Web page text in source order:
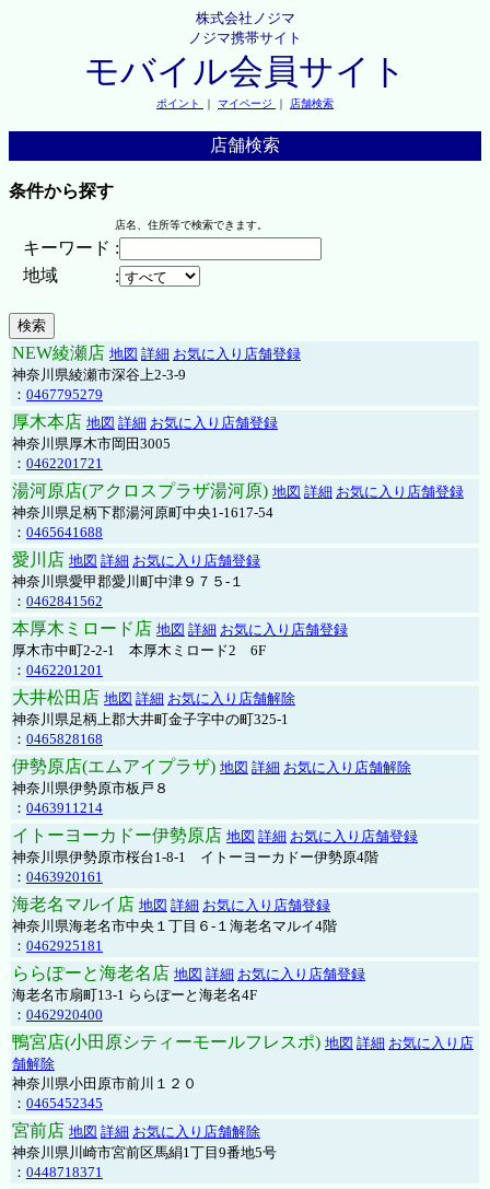
株式会社ノジマ
ノジマ携帯サイト
モバイル会員サイト
ポイント ｜ マイページ ｜ 店舗検索
店舗検索
条件から探す
店名、住所等で検索できます。
キーワード :
地域
:
NEW綾瀬店 地図 詳細 お気に入り店舗登録
神奈川県綾瀬市深谷上2-3-9
： 0467795279
厚木本店 地図 詳細 お気に入り店舗登録
神奈川県厚木市岡田3005
： 0462201721
湯河原店(アクロスプラザ湯河原) 地図 詳細 お気に入り店舗登録
神奈川県足柄下郡湯河原町中央1-1617-54
： 0465641688
愛川店 地図 詳細 お気に入り店舗登録
神奈川県愛甲郡愛川町中津９７５-１
： 0462841562
本厚木ミロード店 地図 詳細 お気に入り店舗登録
厚木市中町2-2-1 本厚木ミロード2 6F
： 0462201201
大井松田店 地図 詳細 お気に入り店舗解除
神奈川県足柄上郡大井町金子字中の町325-1
： 0465828168
伊勢原店(エムアイプラザ) 地図 詳細 お気に入り店舗解除
神奈川県伊勢原市板戸８
： 0463911214
イトーヨーカドー伊勢原店 地図 詳細 お気に入り店舗登録
神奈川県伊勢原市桜台1-8-1 イトーヨーカドー伊勢原4階
： 0463920161
海老名マルイ店 地図 詳細 お気に入り店舗登録
神奈川県海老名市中央１丁目６-１海老名マルイ4階
： 0462925181
ららぽーと海老名店 地図 詳細 お気に入り店舗登録
海老名市扇町13-1 ららぽーと海老名4F
： 0462920400
鴨宮店(小田原シティーモールフレスポ) 地図 詳細 お気に入り店
舗解除
神奈川県小田原市前川１２０
： 0465452345
宮前店 地図 詳細 お気に入り店舗解除
神奈川県川崎市宮前区馬絹1丁目9番地5号
： 0448718371